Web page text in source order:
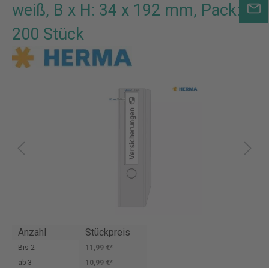
weiß, B x H: 34 x 192 mm, Pack:
200 Stück
Anzahl Stückpreis
Bis 2
11,99 €*
ab 3 10,99 €*